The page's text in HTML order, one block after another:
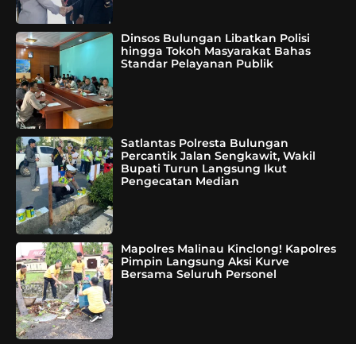
Dinsos Bulungan Libatkan Polisi
hingga Tokoh Masyarakat Bahas
Standar Pelayanan Publik
Satlantas Polresta Bulungan
Percantik Jalan Sengkawit, Wakil
Bupati Turun Langsung Ikut
Pengecatan Median
Mapolres Malinau Kinclong! Kapolres
Pimpin Langsung Aksi Kurve
Bersama Seluruh Personel